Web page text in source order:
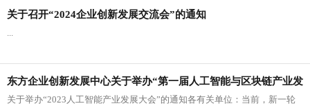
关于召开“2024企业创新发展交流会”的通知
...
东方企业创新发展中心关于举办“第一届人工智能与区块链产业发
展大会”的通知
关于举办“2023人工智能产业发展大会”的通知各有关单位：当前，新一轮